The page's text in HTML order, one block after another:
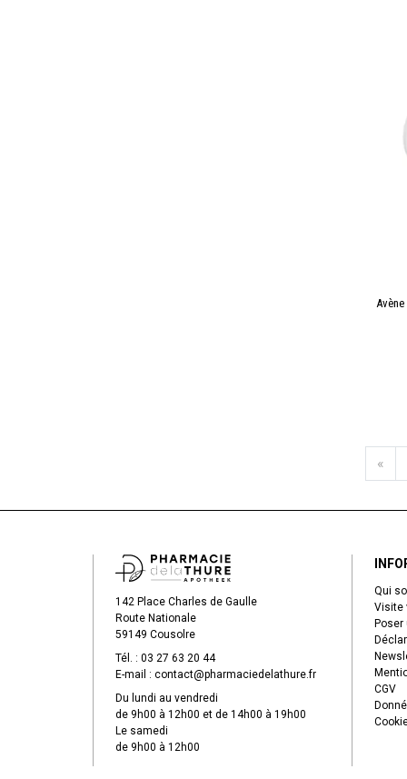
«
142 Place Charles de Gaulle
Route Nationale
59149 Cousolre
Tél. : 03 27 63 20 44
E-mail : contact@pharmaciedelathure.fr
Du lundi au vendredi
de 9h00 à 12h00 et de 14h00 à 19h00
Le samedi
de 9h00 à 12h00
Qui
Visite
CGV